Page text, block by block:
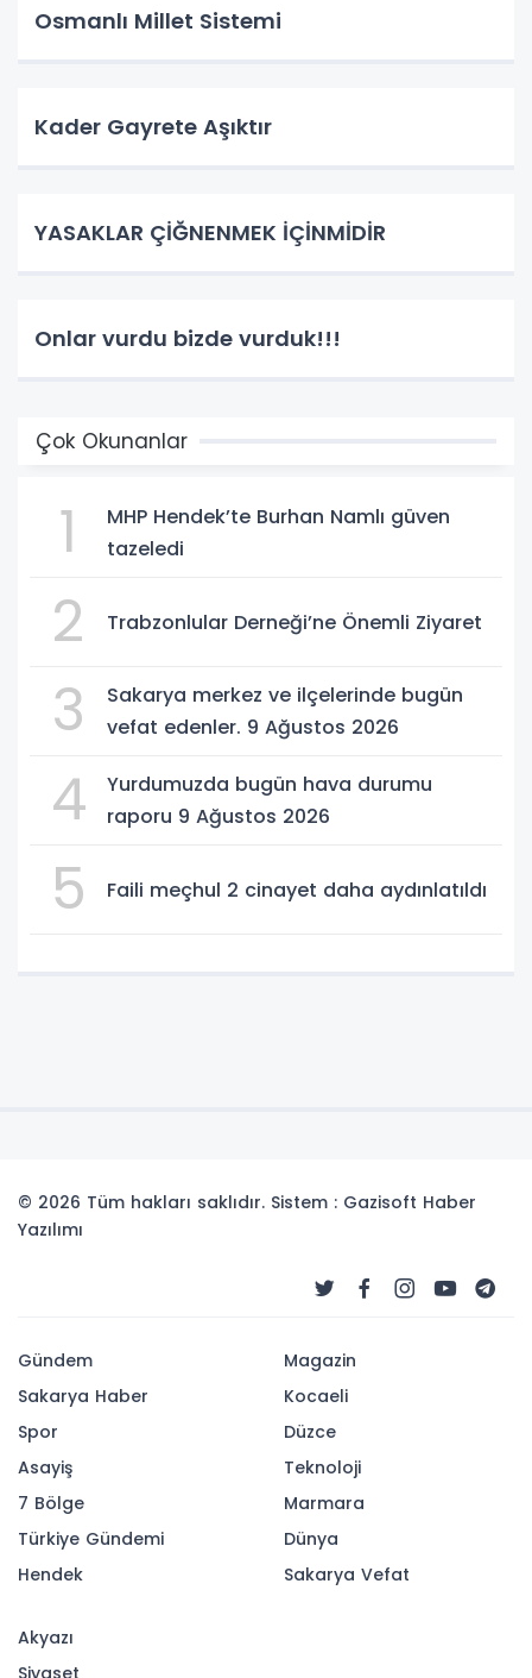
Osmanlı Millet Sistemi
Kader Gayrete Aşıktır
YASAKLAR ÇİĞNENMEK İÇİNMİDİR
Onlar vurdu bizde vurduk!!!
Çok Okunanlar
1
MHP Hendek’te Burhan Namlı güven
tazeledi
2 Trabzonlular Derneği’ne Önemli Ziyaret
3
Sakarya merkez ve ilçelerinde bugün
vefat edenler. 9 Ağustos 2026
4
Yurdumuzda bugün hava durumu
raporu 9 Ağustos 2026
5 Faili meçhul 2 cinayet daha aydınlatıldı
© 2026 Tüm hakları saklıdır. Sistem : Gazisoft Haber
Yazılımı
Gündem
Sakarya Haber
Spor
Asayiş
7 Bölge
Türkiye Gündemi
Hendek
Magazin
Kocaeli
Düzce
Teknoloji
Marmara
Dünya
Sakarya Vefat
Akyazı